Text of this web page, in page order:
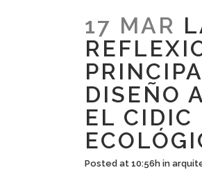
17 MAR
DISEÑO
EL CIDIC
Posted at 10:56h in